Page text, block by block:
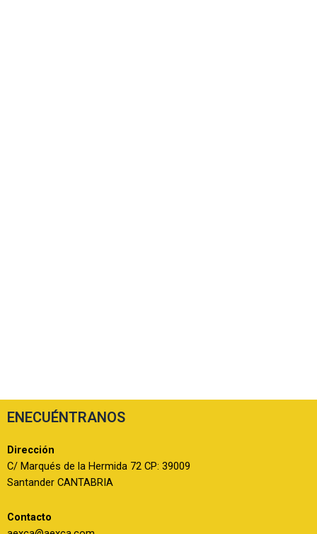
ENECUÉNTRANOS
Dirección
C/ Marqués de la Hermida 72 CP: 39009
Santander CANTABRIA
Contacto